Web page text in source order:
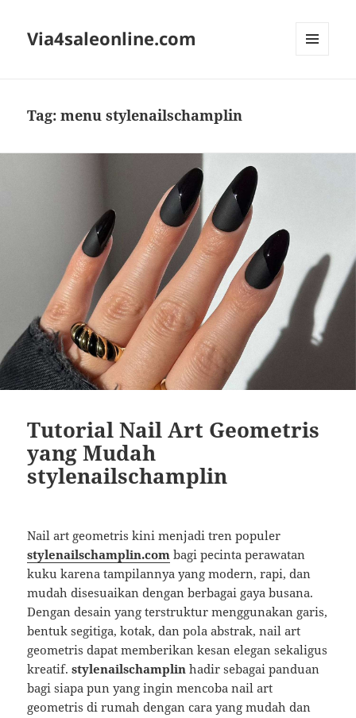
Via4saleonline.com
Tag:menu stylenailschamplin
Tutorial Nail Art Geometris
yang Mudah
stylenailschamplin
Nail art geometris kini menjadi tren populer
stylenailschamplin.com bagi pecinta perawatan
kuku karena tampilannya yang modern, rapi, dan
mudah disesuaikan dengan berbagai gaya busana.
Dengan desain yang terstruktur menggunakan garis,
bentuk segitiga, kotak, dan pola abstrak, nail art
geometris dapat memberikan kesan elegan sekaligus
kreatif.stylenailschamplin hadir sebagai panduan
bagi siapa pun yang ingin mencoba nail art
geometris di rumah dengan cara yang mudah dan